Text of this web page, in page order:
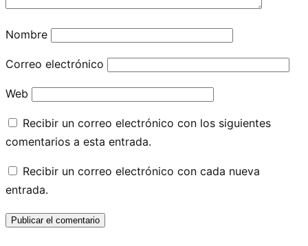
Nombre
Correo electrónico
Web
Recibir un correo electrónico con los siguientes
comentarios a esta entrada.
Recibir un correo electrónico con cada nueva
entrada.